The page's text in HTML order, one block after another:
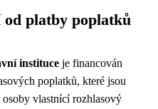
platby poplatků
instituce je financován
poplatků, které jsou
vlastnící rozhlasový